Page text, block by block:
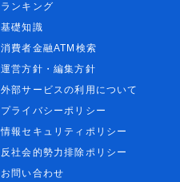
ランキング
基礎知識
消費者金融ATM検索
運営方針・編集方針
外部サービスの利用について
プライバシーポリシー
情報セキュリティポリシー
反社会的勢力排除ポリシー
お問い合わせ